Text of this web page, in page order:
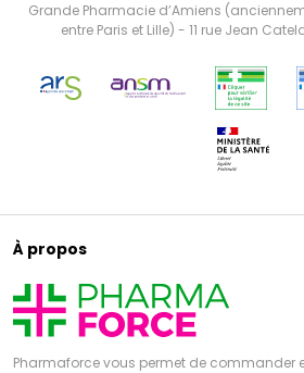
Grande Pharmacie d’Amiens
entre Paris et Lille) - 11 rue Jean
À propos
Pharmaforce vous permet de commander